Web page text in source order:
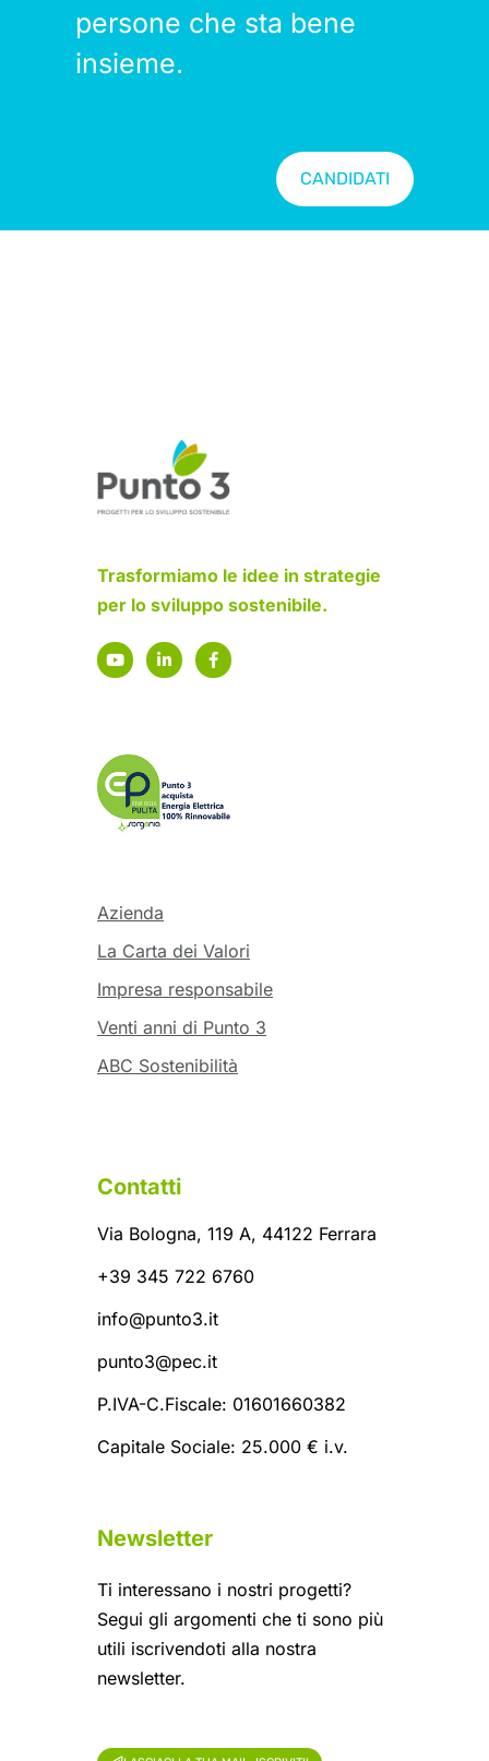
persone che sta bene
insieme.
CANDIDATI
Trasformiamo le idee in strategie
per lo sviluppo sostenibile.
Azienda
La Carta dei Valori
Impresa responsabile
Venti anni di Punto 3
ABC Sostenibilità
Contatti
Via Bologna, 119 A, 44122 Ferrara
+39 345 722 6760
info@punto3.it
punto3@pec.it
P.IVA-C.Fiscale: 01601660382
Capitale Sociale: 25.000 € i.v.
Newsletter
Ti interessano i nostri progetti?
Segui gli argomenti che ti sono più
utili iscrivendoti alla nostra
newsletter.